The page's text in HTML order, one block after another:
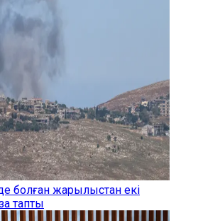
болған жарылыстан екі
тапты